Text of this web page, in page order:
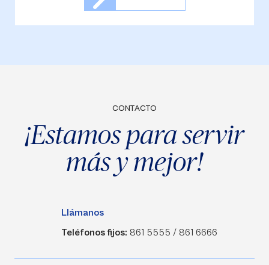
CONTACTO
¡Estamos para servir
más y mejor!
Llámanos
Teléfonos fijos: 861 5555 / 861 6666